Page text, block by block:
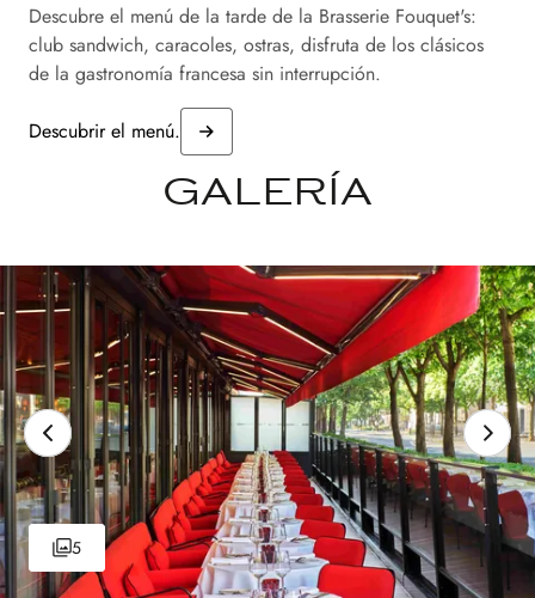
Descubre el menú de la tarde de la Brasserie Fouquet's:
club sandwich, caracoles, ostras, disfruta de los clásicos
de la gastronomía francesa sin interrupción.
Descubrir el menú.
GALERÍA
5